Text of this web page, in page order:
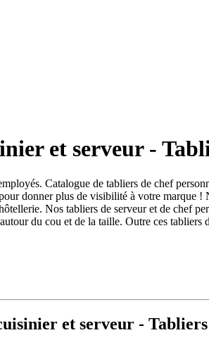
et serveur -
Catalogue de tabliers de chef
donner plus de visibilité à votre marque
Nos tabliers de serveur et de chef
du cou et de la taille. Outre ces
et serveur - Tabliers